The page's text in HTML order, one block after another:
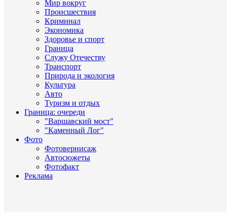
Мир вокруг
Происшествия
Криминал
Экономика
Здоровье и спорт
Граница
Служу Отечеству
Транспорт
Природа и экология
Культура
Авто
Туризм и отдых
Граница: очереди
"Варшавский мост"
"Каменный Лог"
Фото
Фотовернисаж
Автосюжеты
Фотофакт
Реклама